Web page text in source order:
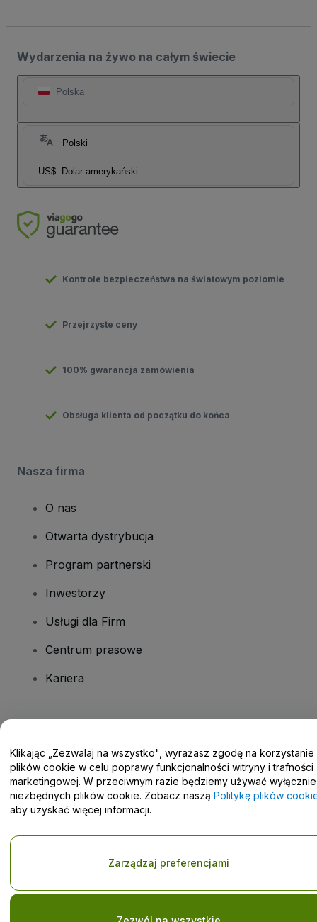
Wydarzenia na żywo na całym świecie
Polska
Polski
US$ Dolar amerykański
Kontrole bezpieczeństwa na światowym poziomie
Przejrzyste ceny
100% gwarancja zamówienia
Obsługa klienta od początku do końca
Nasza firma
O nas
Otwarta dystrybucja
Program partnerski
Inwestorzy
Usługi dla Firm
Centrum prasowe
Kariera
Centrum pomocy / Skontaktuj się z nami
Korzystanie z tej strony internetowej oznacza akceptację
Polityki prywatnościoraz Polityki dotyczącej plików
Prośba o nieudostępnianie danych osobowych / Twoje wybory w
Klikając „Zezwalaj na wszystko", wyrażasz zgodę na korzystanie
plików cookie w celu poprawy funkcjonalności witryny i trafności
marketingowej. W przeciwnym razie będziemy używać wyłącznie
niezbędnych plików cookie. Zobacz naszą Politykę plików
aby uzyskać więcej informacji.
Zarządzaj preferencjami